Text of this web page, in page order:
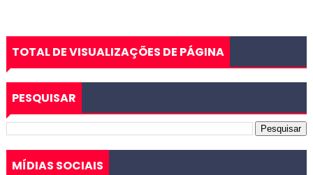
TOTAL DE VISUALIZAÇÕES DE PÁGINA
PESQUISAR
MÍDIAS SOCIAIS